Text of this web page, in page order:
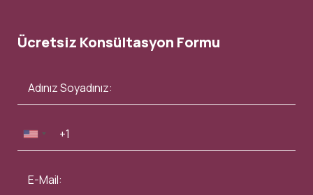
Ücretsiz Konsültasyon Formu